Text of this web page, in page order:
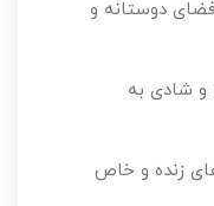
دوستانه و
و شادی به
زنده و خاص